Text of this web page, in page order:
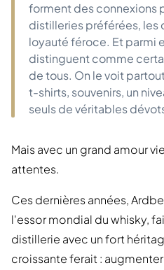
forment des connexions
distilleries préférées, les
loyauté féroce. Et parmi
distinguent comme
de tous. On le voit
t-shirts, souvenirs, un
seuls de véritables
Mais avec un grand amour
attentes.
Ces dernières années,
l'essor mondial du whisky,
distillerie avec un fort
croissante ferait :